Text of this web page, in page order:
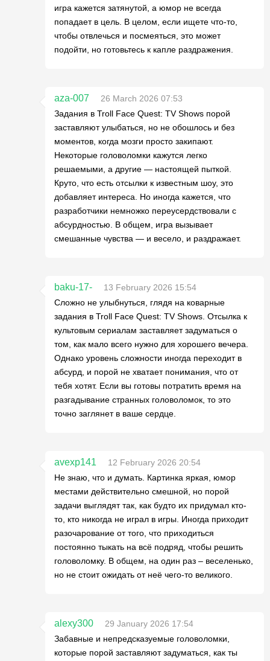
игра кажется затянутой, а юмор не всегда
попадает в цель. В целом, если ищете что-то,
чтобы отвлечься и посмеяться, это может
подойти, но готовьтесь к капле раздражения.
aza-007
26 March 2026 07:53
Задания в Troll Face Quest: TV Shows порой
заставляют улыбаться, но не обошлось и без
моментов, когда мозги просто закипают.
Некоторые головоломки кажутся легко
решаемыми, а другие — настоящей пыткой.
Круто, что есть отсылки к известным шоу, это
добавляет интереса. Но иногда кажется, что
разработчики немножко переусердствовали с
абсурдностью. В общем, игра вызывает
смешанные чувства — и весело, и раздражает.
baku-17-
13 February 2026 15:54
Сложно не улыбнуться, глядя на коварные
задания в Troll Face Quest: TV Shows. Отсылка к
культовым сериалам заставляет задуматься о
том, как мало всего нужно для хорошего вечера.
Однако уровень сложности иногда переходит в
абсурд, и порой не хватает понимания, что от
тебя хотят. Если вы готовы потратить время на
разгадывание странных головоломок, то это
точно заглянет в ваше сердце.
avexp141
12 February 2026 20:54
Не знаю, что и думать. Картинка яркая, юмор
местами действительно смешной, но порой
задачи выглядят так, как будто их придумал кто-
то, кто никогда не играл в игры. Иногда приходит
разочарование от того, что приходиться
постоянно тыкать на всё подряд, чтобы решить
головоломку. В общем, на один раз – веселенько,
но не стоит ожидать от неё чего-то великого.
alexy300
29 January 2026 17:54
Забавные и непредсказуемые головоломки,
которые порой заставляют задуматься, как ты